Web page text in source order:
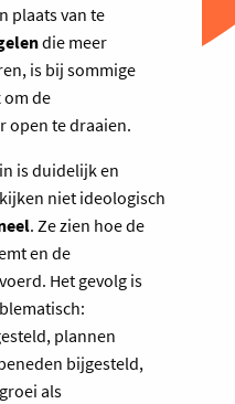
plaats van te
die meer
is bij sommige
de
open te draaien.
is duidelijk en
niet ideologisch
. Ze zien hoe de
en de
Het gevolg is
plannen
bijgesteld,
als